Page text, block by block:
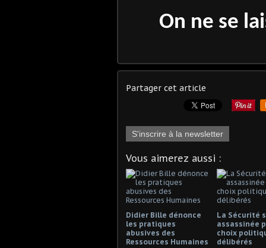
On ne se
Partager cet article
S'inscrire à la newsletter
Vous aimerez aussi :
Didier Bille dénonce
les pratiques
abusives des
Ressources Humaines
La Sécurité
assassinée
choix
délibérés